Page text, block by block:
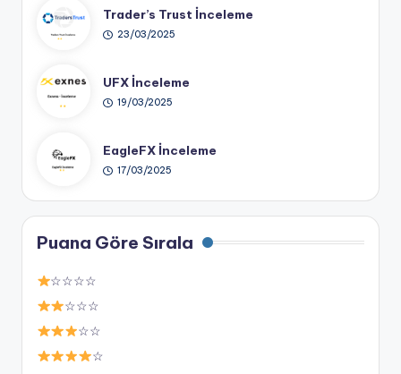
Trader’s Trust İnceleme
23/03/2025
UFX İnceleme
19/03/2025
EagleFX İnceleme
17/03/2025
Puana Göre Sırala
☆☆☆☆
☆☆☆
☆☆
☆